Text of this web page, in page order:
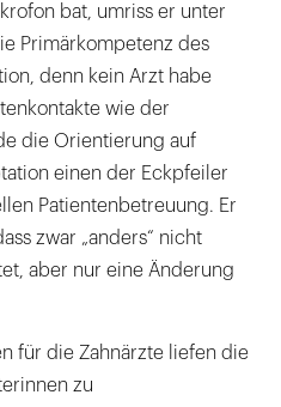
bat, umriss er unter
Primärkompetenz des
denn kein Arzt habe
wie der
die Orientierung auf
einen der Eckpfeiler
Patientenbetreuung. Er
zwar „anders“ nicht
aber nur eine Änderung
für die Zahnärzte liefen die
zu